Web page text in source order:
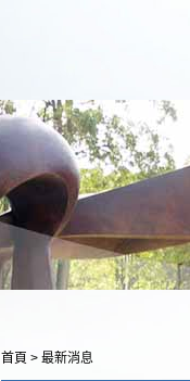
首頁 > 最新消息